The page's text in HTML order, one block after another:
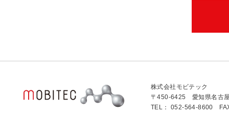
株式会社モビテック
〒450-6425 愛知県名古
TEL： 052-564-8600